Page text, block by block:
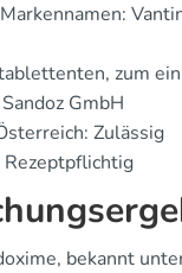
zum
GmbH
Zulässig
Rezeptpflichtig
bekannt